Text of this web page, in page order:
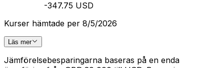
-347.75 USD
Kurser hämtade per 8/5/2026
Läs mer
Jämförelsebesparingarna baseras på en enda